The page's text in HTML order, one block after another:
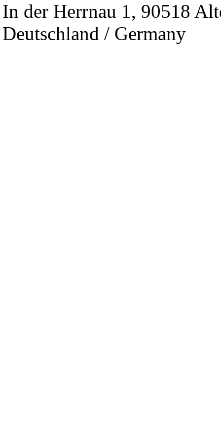
In der Herrnau 1, 90518
Deutschland / Germany